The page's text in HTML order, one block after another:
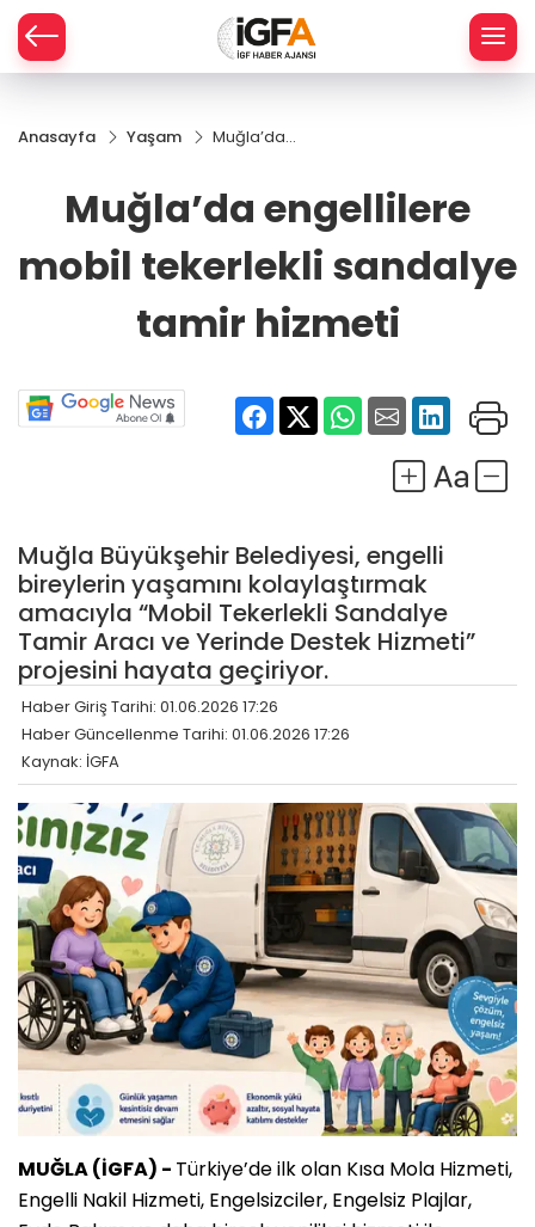
Anasayfa Yaşam
Muğla’da
tekerlekli
tamir
hizmeti
Muğla’da engellilere
mobil tekerlekli sandalye
tamir hizmeti
Muğla Büyükşehir Belediyesi, engelli
bireylerin yaşamını kolaylaştırmak
amacıyla “Mobil Tekerlekli Sandalye
Tamir Aracı ve Yerinde Destek Hizmeti”
projesini hayata geçiriyor.
Haber Giriş Tarihi: 01.06.2026 17:26
Haber Güncellenme Tarihi: 01.06.2026 17:26
Kaynak: İGFA
MUĞLA (İGFA) - Türkiye’de ilk olan Kısa Mola Hizmeti,
Engelli Nakil Hizmeti, Engelsizciler, Engelsiz Plajlar,